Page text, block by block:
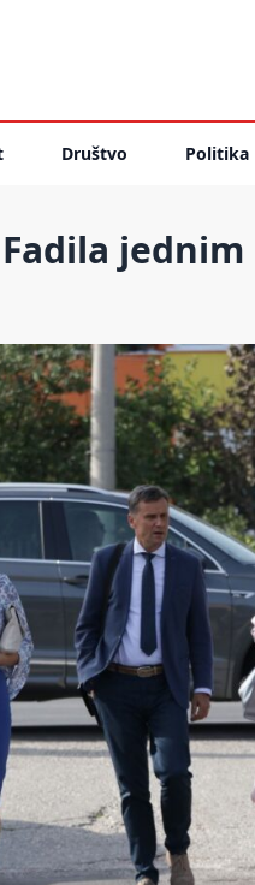
Društvo Politika